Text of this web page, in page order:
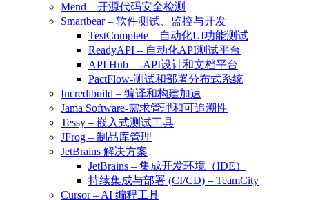
Mend – 开源代码安全检测
Smartbear – 软件测试、监控与开发
TestComplete – 自动化UI功能测试
ReadyAPI – 自动化API测试平台
API Hub – -API设计和文档平台
PactFlow-测试和部署分布式系统
Incredibuild – 编译和构建加速
Jama Software-需求管理和可追溯性
Tessy – 嵌入式测试工具
JFrog – 制品库管理
JetBrains 解决方案
JetBrains – 集成开发环境（IDE）
持续集成与部署 (CI/CD) – TeamCity
Cursor – AI 编程工具